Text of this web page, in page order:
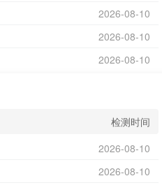
2026-08-10
2026-08-10
2026-08-10
检测时间
2026-08-10
2026-08-10